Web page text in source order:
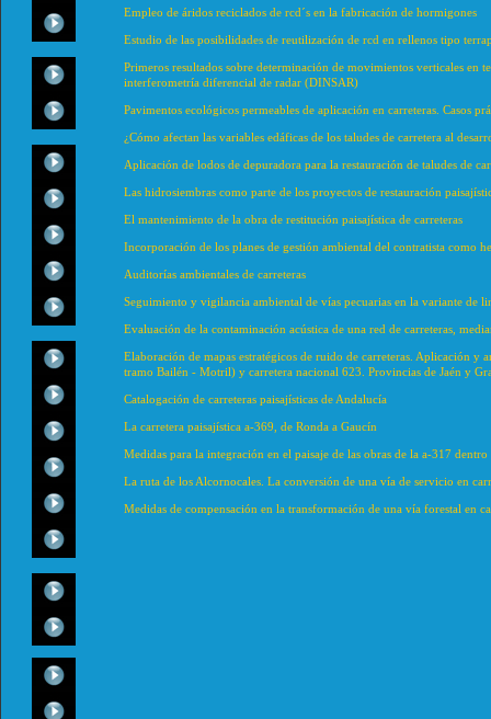
Empleo de áridos reciclados de rcd´s en la fabricación de hormigones
Estudio de las posibilidades de reutilización de rcd en rellenos tipo
Primeros resultados sobre determinación de movimientos verticales en
interferometría diferencial de radar (DINSAR)
Pavimentos ecológicos permeables de aplicación en carreteras. Casos
¿Cómo afectan las variables edáficas de los taludes de carretera al
Aplicación de lodos de depuradora para la restauración de taludes de
Las hidrosiembras como parte de los proyectos de restauración
El mantenimiento de la obra de restitución paisajística de carreteras
Incorporación de los planes de gestión ambiental del contratista como
Auditorías ambientales de carreteras
Seguimiento y vigilancia ambiental de vías pecuarias en la variante de
Evaluación de la contaminación acústica de una red de carreteras,
Elaboración de mapas estratégicos de ruido de carreteras. Aplicación y
tramo Bailén - Motril) y carretera nacional 623. Provincias de Jaén y
Catalogación de carreteras paisajísticas de Andalucía
La carretera paisajística a-369, de Ronda a Gaucín
Medidas para la integración en el paisaje de las obras de la a-317
La ruta de los Alcornocales. La conversión de una vía de servicio en
Medidas de compensación en la transformación de una vía forestal en